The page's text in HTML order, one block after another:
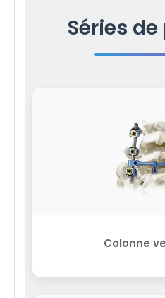
Séries
Colonne